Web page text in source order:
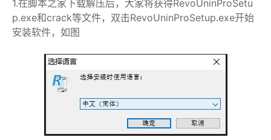
1.在脚本之家下载解压后，大家将获得RevoUninProSetu
p.exe和crack等文件，双击RevoUninProSetup.exe开始
安装软件，如图